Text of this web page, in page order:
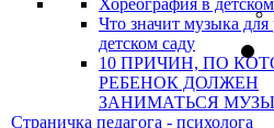
Хореография в
Что значит музыка для
детском саду
10 ПРИЧИН, ПО
РЕБЕНОК ДОЛЖЕН
ЗАНИМАТЬСЯ
Страничка педагога - психолога